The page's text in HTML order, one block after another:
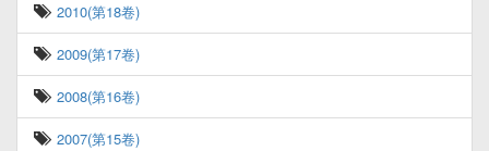
2010(第18卷)
2009(第17卷)
2008(第16卷)
2007(第15卷)